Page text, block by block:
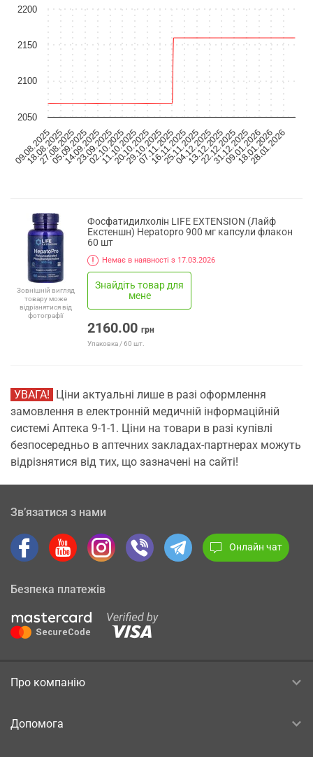
09.08.2025 07.11.2025
18.08.2025
27.08.2025
05.09.2025
14.09.2025
23.09.2025
02.10.2025
11.10.2025
20.10.2025
29.10.202516.11.2025
25.11.2025
04.12.2025
13.12.2025
22.12.2025
31.12.2025
09.01.2026
18.01.2026
28.01.2026
2050
2100
2150
2200
Зовнішній вигляд
товару може
відрізнятися від
фотографії
Фосфатидилхолін LIFE EXTENSION (Лайф
Екстеншн) Hepatopro 900 мг капсули флакон
60 шт
Немає в наявності з 17.03.2026
Знайдіть товар для
мене
2160.00 грн
Упаковка / 60 шт.
УВАГА! Ціни актуальні лише в разі оформлення
замовлення в електронній медичній інформаційній
системі Аптека 9-1-1. Ціни на товари в разі купівлі
безпосередньо в аптечних закладах-партнерах можуть
відрізнятися від тих, що зазначені на сайті!
Зв’язатися з нами
Онлайн чат
Безпека платежів
Про компанію
Допомога